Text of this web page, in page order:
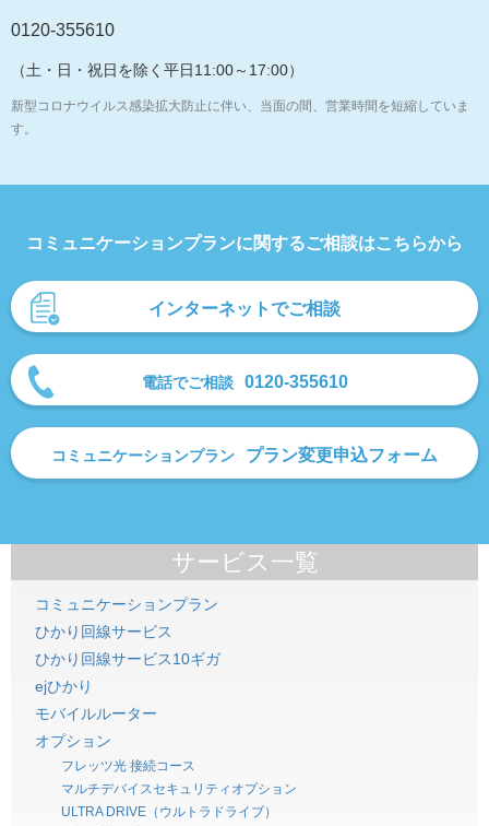
0120-355610
（土・日・祝日を除く平日11:00～17:00）
新型コロナウイルス感染拡大防止に伴い、当面の間、営業時間を短縮していま
す。
コミュニケーションプランに関するご相談はこちらから
インターネットでご相談
電話でご相談 0120-355610
コミュニケーションプラン プラン変更申込フォーム
サービス一覧
コミュニケーションプラン
ひかり回線サービス
ひかり回線サービス10ギガ
ejひかり
モバイルルーター
オプション
フレッツ光 接続コース
マルチデバイスセキュリティオプション
ULTRA DRIVE（ウルトラドライブ）